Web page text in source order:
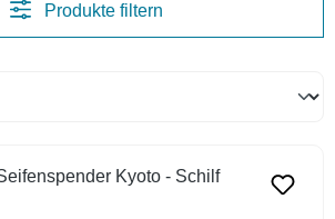
Produkte filtern